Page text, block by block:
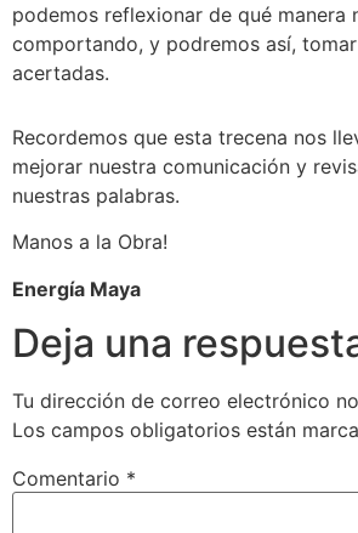
podemos reflexionar de qué manera
comportando, y podremos así,
acertadas.
Recordemos que esta trecena nos
mejorar nuestra comunicación y
nuestras palabras.
Manos a la Obra!
Energía Maya
Deja una
Tu dirección de correo electrónico
Los campos obligatorios están
Comentario *